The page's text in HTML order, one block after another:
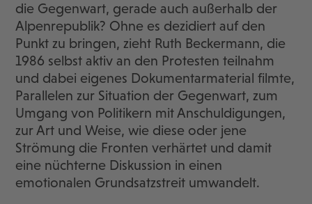
die Gegenwart, gerade auch außerhalb der
Alpenrepublik? Ohne es dezidiert auf den
Punkt zu bringen, zieht Ruth Beckermann, die
1986 selbst aktiv an den Protesten teilnahm
und dabei eigenes Dokumentarmaterial filmte,
Parallelen zur Situation der Gegenwart, zum
Umgang von Politikern mit Anschuldigungen,
zur Art und Weise, wie diese oder jene
Strömung die Fronten verhärtet und damit
eine nüchterne Diskussion in einen
emotionalen Grundsatzstreit umwandelt.